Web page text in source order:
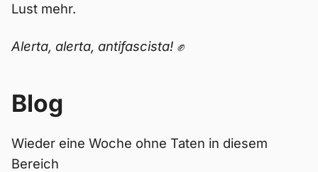
Lust mehr.
Alerta, alerta, antifascista! ✊
Blog
Wieder eine Woche ohne Taten in diesem
Bereich